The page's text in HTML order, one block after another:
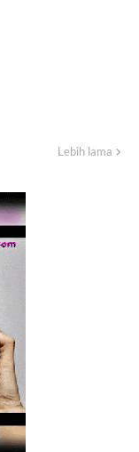
Lebih lama